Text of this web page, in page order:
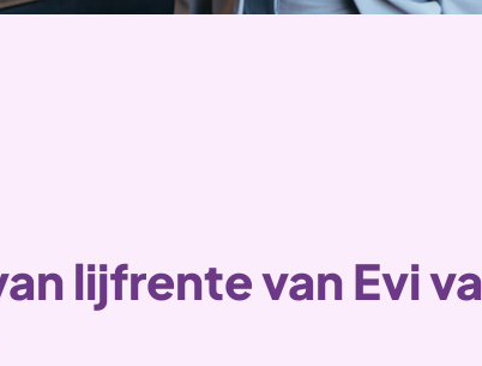
lijfrente van Evi